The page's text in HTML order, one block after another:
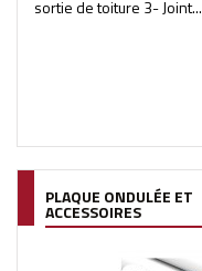
sortie de toiture 3- Joint...
PLAQUE ONDULÉE ET
ACCESSOIRES